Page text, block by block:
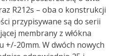
R212s – oba o konstrukcji
przypisywane są do serii
membrany z włókna
+/-20mm. W dwóch nowych